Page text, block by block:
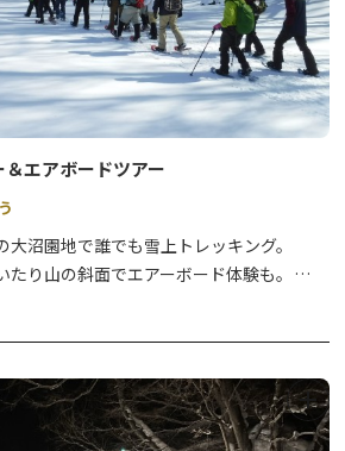
）時間： 19：30～
のチケットを対象の施設でお見せいただ
ります（大人200円割引！小人100円割
連資料」をご確認ください。
はいかがですか？アウトドアデイズ in 日
さいませ。
エアボードツアー
沼園地で誰でも雪上トレッキング。
り山の斜面でエアーボード体験も。